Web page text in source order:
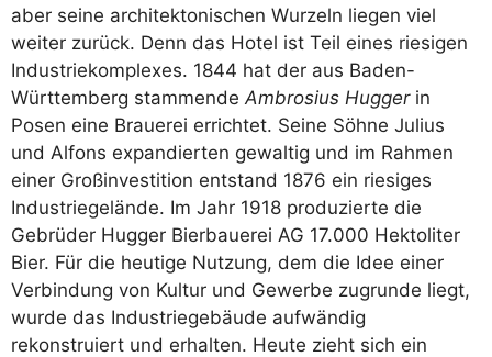
aber seine architektonischen Wurzeln liegen viel
weiter zurück. Denn das Hotel ist Teil eines riesigen
Industriekomplexes. 1844 hat der aus Baden-
Württemberg stammende Ambrosius Huggerin
Posen eine Brauerei errichtet. Seine Söhne Julius
und Alfons expandierten gewaltig und im Rahmen
einer Großinvestition entstand 1876 ein riesiges
Industriegelände. Im Jahr 1918 produzierte die
Gebrüder Hugger Bierbauerei AG 17.000 Hektoliter
Bier. Für die heutige Nutzung, dem die Idee einer
Verbindung von Kultur und Gewerbe zugrunde liegt,
wurde das Industriegebäude aufwändig
rekonstruiert und erhalten. Heute zieht sich ein